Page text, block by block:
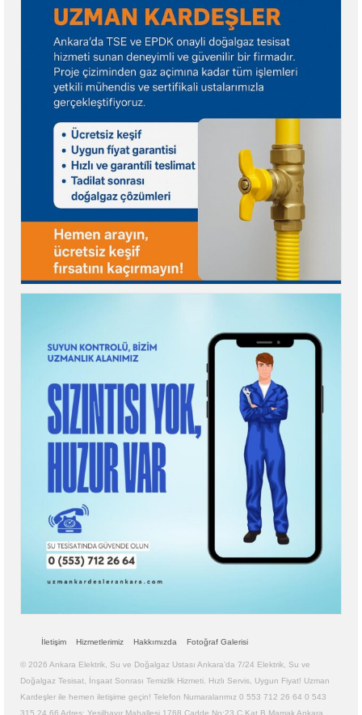
İletişim Hizmetlerimiz Hakkımızda Fotoğraf Galerisi
© 2026 Ankara Elektrik, Su ve Doğalgaz Ustası Ankara’da 7/24 Elektrik, Su ve
Doğalgaz Tesisat, İnşaat Sonrası Temizlik Hizmeti. Hızlı Servis, Uygun Fiyat! Uzman
Kardeşler ile hemen iletişime geçin! Telefon Numaralarımız 0 553 712 26 64 0 543
315 24 66 Adres: Yeşilbayır Mahallesi 1768 Cadde No:23 C Kat B Mamak Ankara